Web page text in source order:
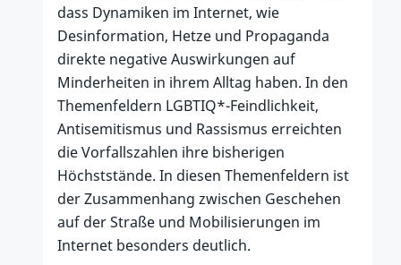
dass Dynamiken im Internet, wie
Desinformation, Hetze und Propaganda
direkte negative Auswirkungen auf
Minderheiten in ihrem Alltag haben. In den
Themenfeldern LGBTIQ*-Feindlichkeit,
Antisemitismus und Rassismus erreichten
die Vorfallszahlen ihre bisherigen
Höchststände. In diesen Themenfeldern ist
der Zusammenhang zwischen Geschehen
auf der Straße und Mobilisierungen im
Internet besonders deutlich.